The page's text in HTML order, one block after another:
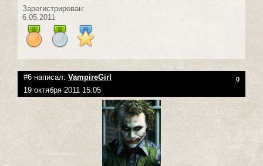
Зарегистрирован:
6.05.2011
#6 написал: VampireGirl 0
19 октября 2011 15:05